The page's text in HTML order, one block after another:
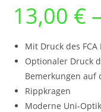
13,00 € –
Mit Druck des
Optionaler Druck
Bemerkungen auf
Rippkragen
Moderne Uni-Optik